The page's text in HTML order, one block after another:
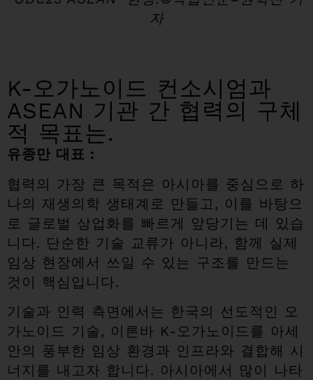
자
K-오가노이드 컨소시엄과
ASEAN 기관 간 협력의 구체
적 목표는.
유종만 대표 :
협력의 가장 큰 목적은 아시아를 중심으로 하
나의 재생의학 생태계로 만들고, 이를 바탕으
로 글로벌 상업화를 빠르게 앞당기는 데 있습
니다. 단순한 기술 교류가 아니라, 함께 실제
임상 현장에서 쓰일 수 있는 구조를 만드는
것이 핵심입니다.
기술과 인력 측면에서는 한국의 선도적인 오
가노이드 기술, 이른바 K-오가노이드를 아세
안의 풍부한 임상 환경과 인프라와 결합해 시
너지를 내고자 합니다. 아시아에서 많이 나타